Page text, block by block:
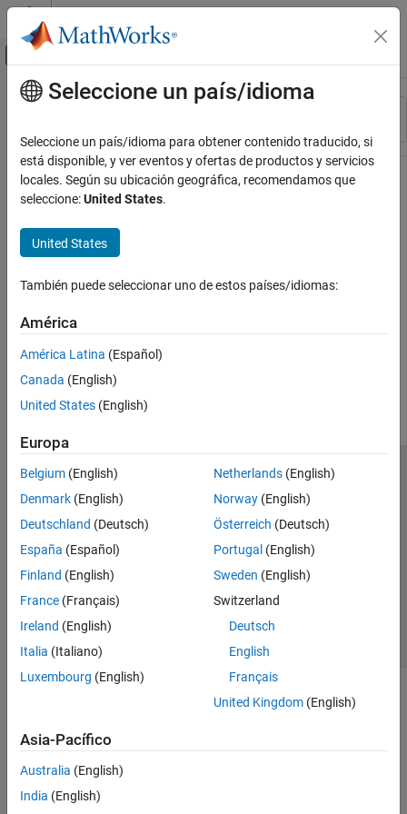
Saltar al contenido
Mostrar/ocultar menú de navegación
Recurso
Contenido principal
Seleccione un país/idioma
Seleccione un país/idioma para obtener contenido traducido, si
está disponible, y ver eventos y ofertas de productos y servicios
locales. Según su ubicación geográfica, recomendamos que
seleccione:United States.
United States
También puede seleccionar uno de estos países/idiomas:
América
América Latina (Español)
Canada (English)
United States (English)
Europa
Belgium (English)
Denmark (English)
Deutschland (Deutsch)
España (Español)
Finland (English)
France (Français)
Ireland (English)
Italia (Italiano)
Luxembourg (English)
Netherlands(English)
Norway(English)
Österreich (Deutsch)
Portugal (English)
Sweden (English)
Switzerland
Deutsch
English
Français
United Kingdom(English)
Asia-Pacífico
Australia (English)
India (English)
Centro de confianza
Marcas comerciales
Política de privacidad
Antipiratería
Estado de las aplicaciones
Información de contacto
© 1994-2026 The MathWorks, Inc.
Seleccione un país/